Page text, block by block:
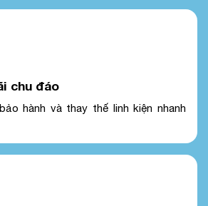
chu đáo
hành và thay thế linh kiện nhanh